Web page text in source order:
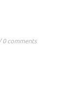
0 comments